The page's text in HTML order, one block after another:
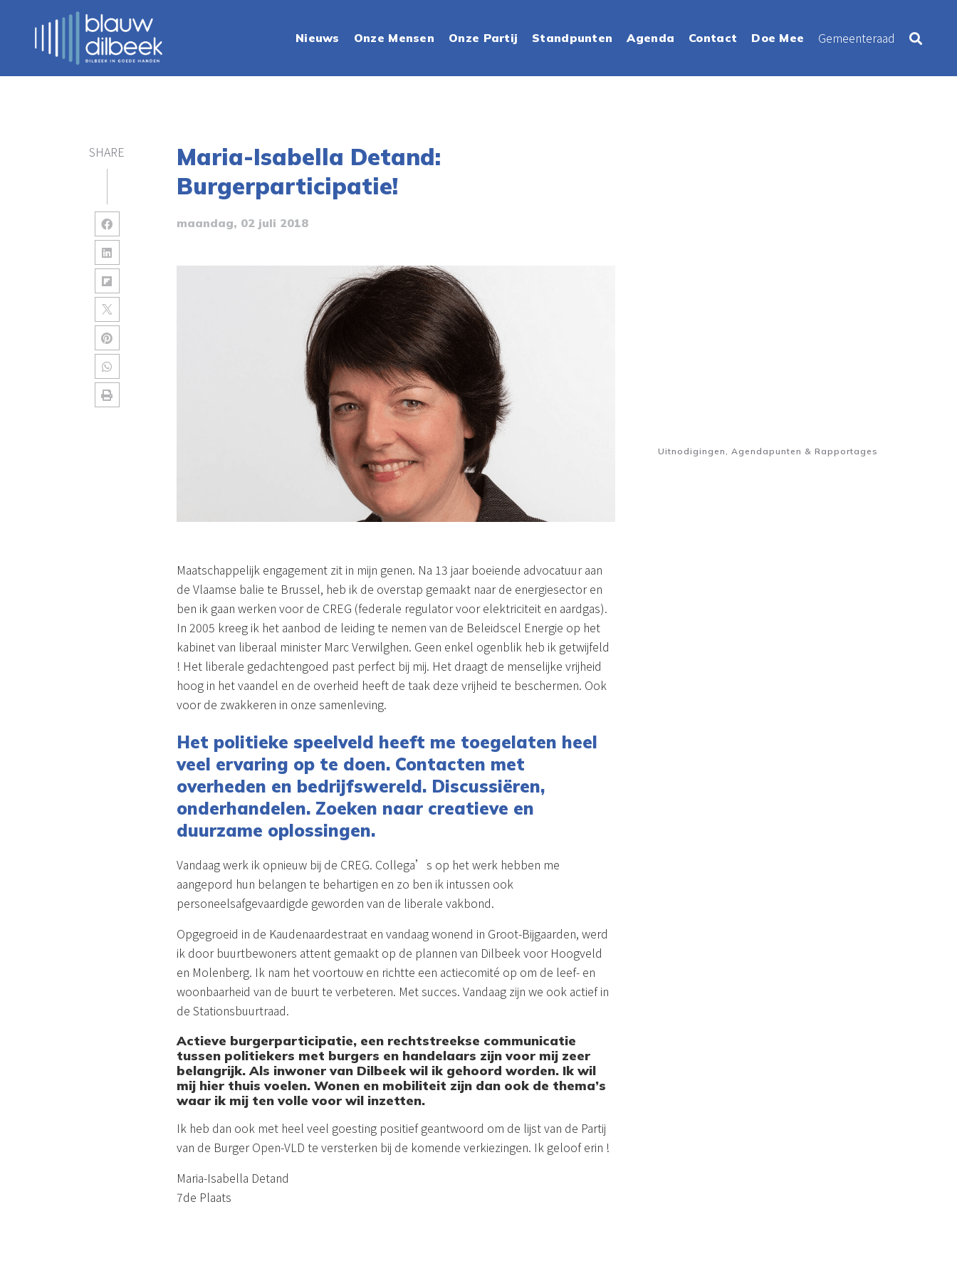
Nieuws Onze Mensen Onze Partij Standpunten Agenda Contact Doe Mee Gemeenteraad
SHARE
Maria-Isabella Detand:
Burgerparticipatie!
maandag, 02 juli 2018
Maatschappelijk engagement zit in mijn genen. Na 13 jaar boeiende advocatuur aan
de Vlaamse balie te Brussel, heb ik de overstap gemaakt naar de energiesector en
ben ik gaan werken voor de CREG (federale regulator voor elektriciteit en aardgas).
In 2005 kreeg ik het aanbod de leiding te nemen van de Beleidscel Energie op het
kabinet van liberaal minister Marc Verwilghen. Geen enkel ogenblik heb ik getwijfeld
! Het liberale gedachtengoed past perfect bij mij. Het draagt de menselijke vrijheid
hoog in het vaandel en de overheid heeft de taak deze vrijheid te beschermen. Ook
voor de zwakkeren in onze samenleving.
Het politieke speelveld heeft me toegelaten heel
veel ervaring op te doen. Contacten met
overheden en bedrijfswereld. Discussiëren,
onderhandelen. Zoeken naar creatieve en
duurzame oplossingen.
Vandaag werk ik opnieuw bij de CREG. Collega’s op het werk hebben me
aangepord hun belangen te behartigen en zo ben ik intussen ook
personeelsafgevaardigde geworden van de liberale vakbond.
Opgegroeid in de Kaudenaardestraat en vandaag wonend in Groot-Bijgaarden, werd
ik door buurtbewoners attent gemaakt op de plannen van Dilbeek voor Hoogveld
en Molenberg. Ik nam het voortouw en richtte een actiecomité op om de leef- en
woonbaarheid van de buurt te verbeteren. Met succes. Vandaag zijn we ook actief in
de Stationsbuurtraad.
Actieve burgerparticipatie, een rechtstreekse communicatie
tussen politiekers met burgers en handelaars zijn voor mij zeer
belangrijk. Als inwoner van Dilbeek wil ik gehoord worden. Ik wil
mij hier thuis voelen. Wonen en mobiliteit zijn dan ook de thema’s
waar ik mij ten volle voor wil inzetten.
Ik heb dan ook met heel veel goesting positief geantwoord om de lijst van de Partij
van de Burger Open-VLD te versterken bij de komende verkiezingen. Ik geloof erin !
Maria-Isabella Detand
7de Plaats
Uitnodigingen, Agendapunten & Rapportages